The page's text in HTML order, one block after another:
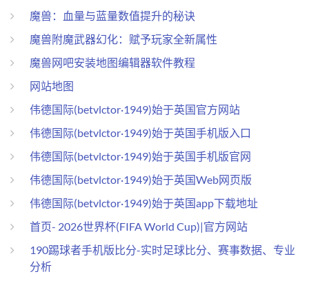
魔兽：血量与蓝量数值提升的秘诀
魔兽附魔武器幻化：赋予玩家全新属性
魔兽网吧安装地图编辑器软件教程
网站地图
伟德国际(betvlctor·1949)始于英国官方网站
伟德国际(betvlctor·1949)始于英国手机版入口
伟德国际(betvlctor·1949)始于英国手机版官网
伟德国际(betvlctor·1949)始于英国Web网页版
伟德国际(betvlctor·1949)始于英国app下载地址
首页- 2026世界杯(FIFA World Cup)|官方网站
190踢球者手机版比分-实时足球比分、赛事数据、专业
分析